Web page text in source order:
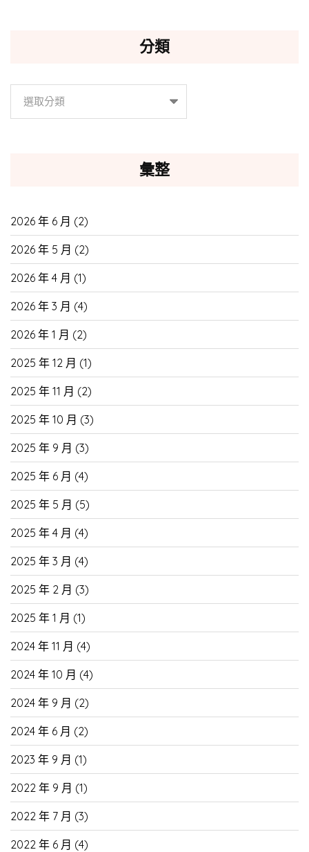
分類
彙整
2026 年 6 月 (2)
2026 年 5 月 (2)
2026 年 4 月 (1)
2026 年 3 月 (4)
2026 年 1 月 (2)
2025 年 12 月 (1)
2025 年 11 月 (2)
2025 年 10 月 (3)
2025 年 9 月 (3)
2025 年 6 月 (4)
2025 年 5 月 (5)
2025 年 4 月 (4)
2025 年 3 月 (4)
2025 年 2 月 (3)
2025 年 1 月 (1)
2024 年 11 月 (4)
2024 年 10 月 (4)
2024 年 9 月 (2)
2024 年 6 月 (2)
2023 年 9 月 (1)
2022 年 9 月 (1)
2022 年 7 月 (3)
2022 年 6 月 (4)